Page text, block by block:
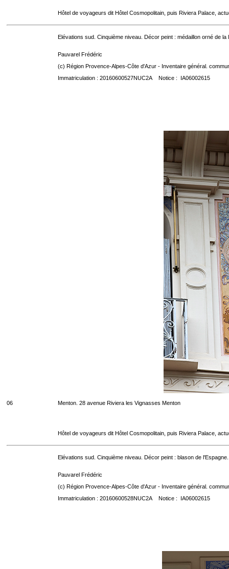
Hôtel de voyageurs dit Hôtel Cosmopolitain, puis Riviera Palace,
Elévations sud. Cinquième niveau. Décor peint : médaillon orné de la
Pauvarel Frédéric
(c) Région Provence-Alpes-Côte d'Azur - Inventaire général.
Immatriculation : 20160600527NUC2A Notice : IA06002615
06 Menton. 28 avenue Riviera les Vignasses Menton
Hôtel de voyageurs dit Hôtel Cosmopolitain, puis Riviera Palace,
Elévations sud. Cinquième niveau. Décor peint : blason de l'Espagne.
Pauvarel Frédéric
(c) Région Provence-Alpes-Côte d'Azur - Inventaire général.
Immatriculation : 20160600528NUC2A Notice : IA06002615